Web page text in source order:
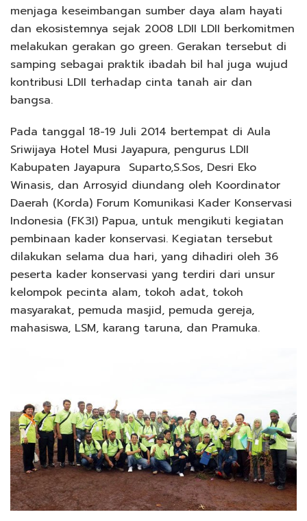
menjaga keseimbangan sumber daya alam hayati
dan ekosistemnya sejak 2008 LDII LDII berkomitmen
melakukan gerakan go green. Gerakan tersebut di
samping sebagai praktik ibadah bil hal juga wujud
kontribusi LDII terhadap cinta tanah air dan
bangsa.
Pada tanggal 18-19 Juli 2014 bertempat di Aula
Sriwijaya Hotel Musi Jayapura, pengurus LDII
Kabupaten Jayapura Suparto,S.Sos, Desri Eko
Winasis, dan Arrosyid diundang oleh Koordinator
Daerah (Korda) Forum Komunikasi Kader Konservasi
Indonesia (FK3I) Papua, untuk mengikuti kegiatan
pembinaan kader konservasi. Kegiatan tersebut
dilakukan selama dua hari, yang dihadiri oleh 36
peserta kader konservasi yang terdiri dari unsur
kelompok pecinta alam, tokoh adat, tokoh
masyarakat, pemuda masjid, pemuda gereja,
mahasiswa, LSM, karang taruna, dan Pramuka.